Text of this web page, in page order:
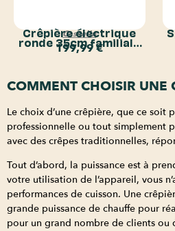
Casselin
Crêpière électrique
ronde 35cm familiale
Casselin
199,99€
COMMENT CHOISIR UNE
Le choix d’une crêpière, que ce soit
professionnelle ou tout simplement
avec des crêpes traditionnelles,
Tout d’abord, la puissance est à
votre utilisation de l’appareil, vous
performances de cuisson. Une
grande puissance de chauffe pour
pour un grand nombre de clients ou